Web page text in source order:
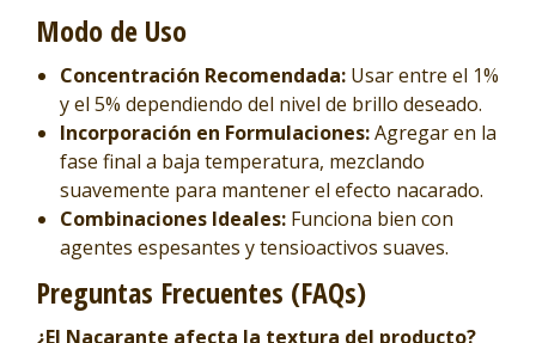
Modo de Uso
Concentración Recomendada: Usar entre el 1%
y el 5% dependiendo del nivel de brillo deseado.
Incorporación en Formulaciones:Agregar en la
fase final a baja temperatura, mezclando
suavemente para mantener el efecto nacarado.
Combinaciones Ideales: Funciona bien con
agentes espesantes y tensioactivos suaves.
Preguntas Frecuentes (FAQs)
¿El Nacarante afecta la textura del producto?